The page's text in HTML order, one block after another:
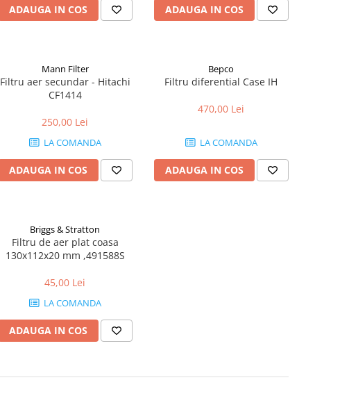
ADAUGA IN COS ADAUGA IN COS
Mann Filter
Filtru aer secundar - Hitachi
CF1414
250,00 Lei
LA COMANDA
ADAUGA IN COS
Bepco
Filtru diferential Case IH
470,00 Lei
LA COMANDA
ADAUGA IN COS
Briggs & Stratton
Filtru de aer plat coasa
130x112x20 mm ,491588S
45,00 Lei
LA COMANDA
ADAUGA IN COS